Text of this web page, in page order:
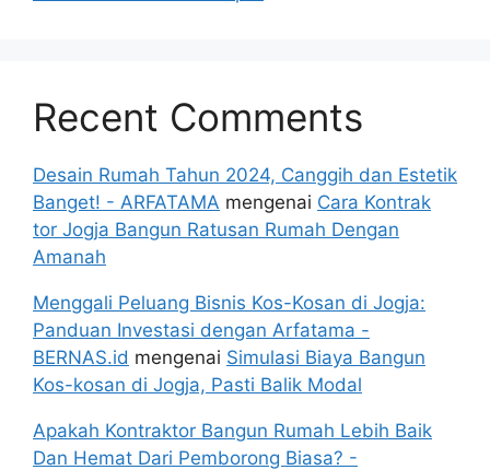
Recent Comments
Desain Rumah Tahun 2024, Canggih dan Estetik
Banget! - ARFATAMA mengenai Cara Kontrak
tor Jogja Bangun Ratusan Rumah Dengan
Amanah
Menggali Peluang Bisnis Kos-Kosan di Jogja:
Panduan Investasi dengan Arfatama -
BERNAS.id mengenai Simulasi Biaya Bangun
Kos-kosan di Jogja, Pasti Balik Modal
Apakah Kontraktor Bangun Rumah Lebih Baik
Dan Hemat Dari Pemborong Biasa? -